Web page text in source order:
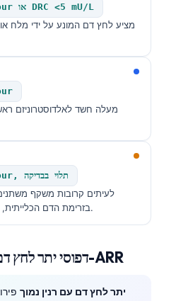
PRA <0.6 ng/mL/hour או DRC <5 mU/L
מציע לחץ דם המונע על ידי מלח או
מעלה חשד לאלדוסטרוניזם
PRA >4–5 ng/mL/hour, תלוי בבדיקה
לעיתים קרובות משקף
בזרימת הדם הכלייתית, או היפראלדוסטרוניזם שניוני.
דפוסי יתר לחץ דם עם רנין נמוך לפני ה-ARR
יתר לחץ דם עם רנין נמוך